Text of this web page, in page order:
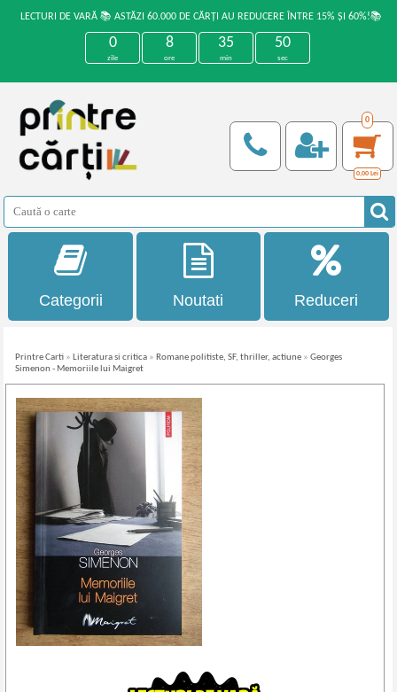
LECTURI DE VARĂ 📚 ASTĂZI 60.000 DE CĂRȚI AU REDUCERE ÎNTRE 15% ȘI 60%!📚
0
zile
8
ore
35
min
50
sec
0
0,00 Lei
Categorii Noutati Reduceri
Printre Carti » Literatura si critica » Romane politiste, SF, thriller, actiune »Georges
Simenon - Memoriile lui Maigret